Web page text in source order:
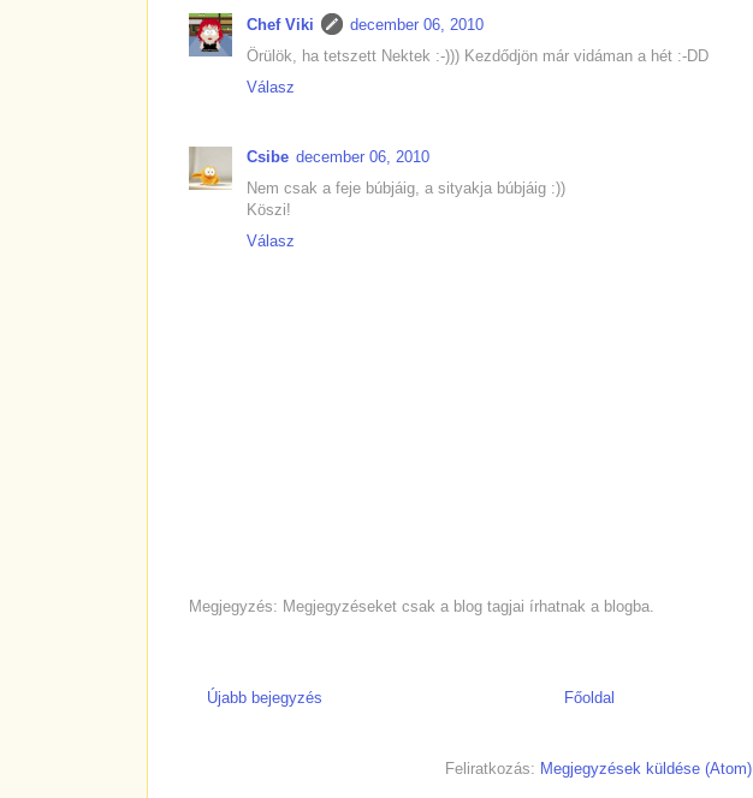
Chef Viki
december 06, 2010
Örülök, ha tetszett Nektek :-))) Kezdődjön már vidáman a hét :-DD
Válasz
Csibe december 06, 2010
Nem csak a feje búbjáig, a sityakja búbjáig :))
Köszi!
Válasz
Megjegyzés: Megjegyzéseket csak a blog tagjai írhatnak a blogba.
Újabb bejegyzés Főoldal
Feliratkozás: Megjegyzések küldése (Atom)